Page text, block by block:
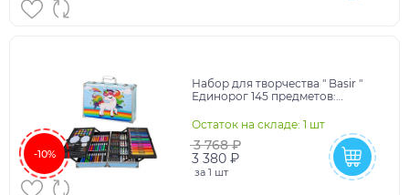
-10%
Набор для творчества " Basir "
Единорог 145 предметов:
акварель- 24цв, аква
Остаток на складе: 1 шт
3 768 ₽
3 380 ₽
за 1 шт